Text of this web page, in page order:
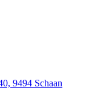
9494 Schaan